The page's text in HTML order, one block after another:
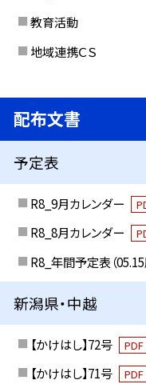
教育活動
地域連携ＣＳ
配布文書
予定表
R8_9月カレンダー
R8_8月カレンダー
R8_年間予定表（
新潟県・中越
【かけはし】72号 PDF
【かけはし】71号
PDF